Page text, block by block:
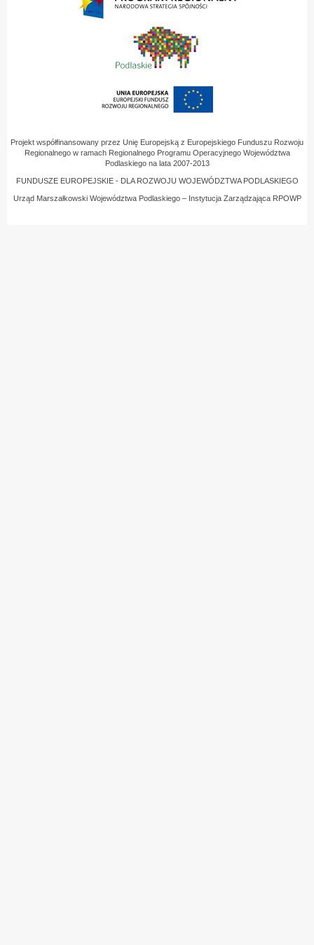
Projekt współfinansowany przez Unię Europejską z Europejskiego Funduszu Rozwoju
Regionalnego w ramach Regionalnego Programu Operacyjnego Województwa
Podlaskiego na lata 2007-2013
FUNDUSZE EUROPEJSKIE - DLA ROZWOJU WOJEWÓDZTWA PODLASKIEGO
Urząd Marszałkowski Województwa Podlaskiego – Instytucja Zarządzająca RPOWP